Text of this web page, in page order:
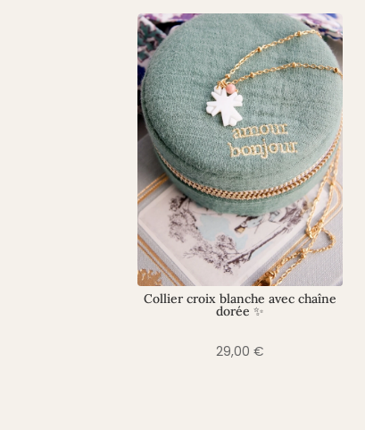
Collier croix blanche avec chaîne
dorée ✨
29,00€